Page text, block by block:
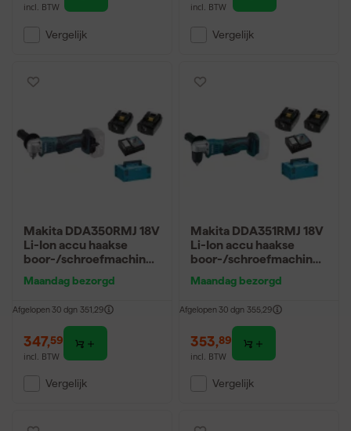
incl. BTW
Vergelijk
incl. BTW
Vergelijk
Makita DDA350RMJ 18V
Li-Ion accu haakse
boor-/schroefmachine
Mbox
Maandag bezorgd
Afgelopen 30 dgn 351,29
347,59
incl. BTW
Vergelijk
Makita DDA351RMJ 18V
Li-Ion accu haakse
boor-/schroefmachine
Mbox
Maandag bezorgd
Afgelopen 30 dgn 355,29
353,89
incl. BTW
Vergelijk